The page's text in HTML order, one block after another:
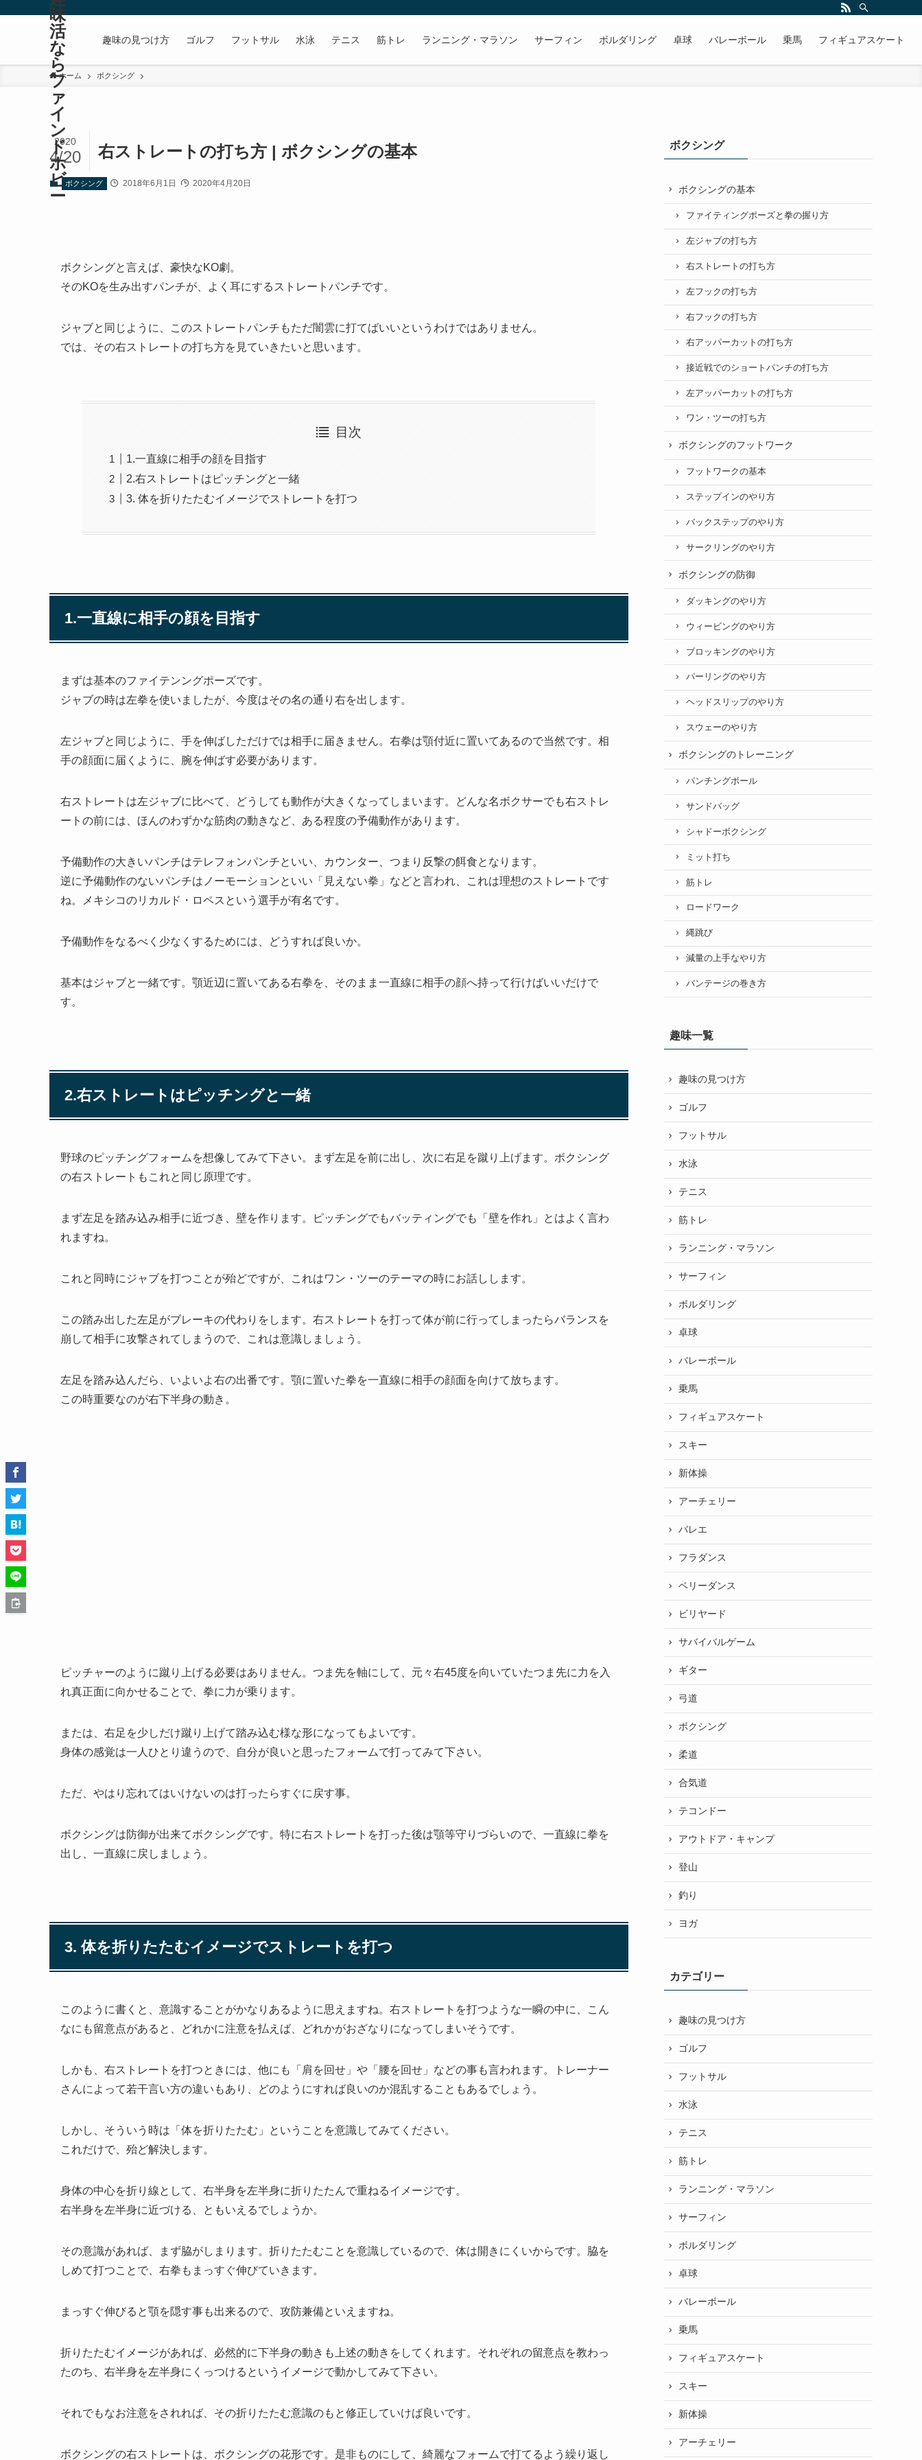
味
活
な
ら
フ
ァ
イ
ン
ド
ホ
ビ
ー
趣味の見つけ方 ゴルフ フットサル 水泳 テニス 筋トレ ランニング・マラソン サーフィン ボルダリング 卓球 バレーボール 乗馬 フィギュアスケート
ホーム ボクシング
右ストレートの打ち方 | ボクシングの基本
2020
4/20
ボクシング 2018年6月1日 2020年4月20日
ボクシングと言えば、豪快なKO劇。
そのKOを生み出すパンチが、よく耳にするストレートパンチです。
ジャブと同じように、このストレートパンチもただ闇雲に打てばいいというわけではありません。
では、その右ストレートの打ち方を見ていきたいと思います。
目次
1.一直線に相手の顔を目指す
2.右ストレートはピッチングと一緒
3. 体を折りたたむイメージでストレートを打つ
1.一直線に相手の顔を目指す
まずは基本のファイテンングポーズです。
ジャブの時は左拳を使いましたが、今度はその名の通り右を出します。
左ジャブと同じように、手を伸ばしただけでは相手に届きません。右拳は顎付近に置いてあるので当然です。相
手の顔面に届くように、腕を伸ばす必要があります。
右ストレートは左ジャブに比べて、どうしても動作が大きくなってしまいます。どんな名ボクサーでも右ストレ
ートの前には、ほんのわずかな筋肉の動きなど、ある程度の予備動作があります。
予備動作の大きいパンチはテレフォンパンチといい、カウンター、つまり反撃の餌食となります。
逆に予備動作のないパンチはノーモーションといい「見えない拳」などと言われ、これは理想のストレートです
ね。メキシコのリカルド・ロペスという選手が有名です。
予備動作をなるべく少なくするためには、どうすれば良いか。
基本はジャブと一緒です。顎近辺に置いてある右拳を、そのまま一直線に相手の顔へ持って行けばいいだけで
す。
2.右ストレートはピッチングと一緒
野球のピッチングフォームを想像してみて下さい。まず左足を前に出し、次に右足を蹴り上げます。ボクシング
の右ストレートもこれと同じ原理です。
まず左足を踏み込み相手に近づき、壁を作ります。ピッチングでもバッティングでも「壁を作れ」とはよく言わ
れますね。
これと同時にジャブを打つことが殆どですが、これはワン・ツーのテーマの時にお話しします。
この踏み出した左足がブレーキの代わりをします。右ストレートを打って体が前に行ってしまったらバランスを
崩して相手に攻撃されてしまうので、これは意識しましょう。
左足を踏み込んだら、いよいよ右の出番です。顎に置いた拳を一直線に相手の顔面を向けて放ちます。
この時重要なのが右下半身の動き。
ピッチャーのように蹴り上げる必要はありません。つま先を軸にして、元々右45度を向いていたつま先に力を入
れ真正面に向かせることで、拳に力が乗ります。
または、右足を少しだけ蹴り上げて踏み込む様な形になってもよいです。
身体の感覚は一人ひとり違うので、自分が良いと思ったフォームで打ってみて下さい。
ただ、やはり忘れてはいけないのは打ったらすぐに戻す事。
ボクシングは防御が出来てボクシングです。特に右ストレートを打った後は顎等守りづらいので、一直線に拳を
出し、一直線に戻しましょう。
3. 体を折りたたむイメージでストレートを打つ
このように書くと、意識することがかなりあるように思えますね。右ストレートを打つような一瞬の中に、こん
なにも留意点があると、どれかに注意を払えば、どれかがおざなりになってしまいそうです。
しかも、右ストレートを打つときには、他にも「肩を回せ」や「腰を回せ」などの事も言われます。トレーナー
さんによって若干言い方の違いもあり、どのようにすれば良いのか混乱することもあるでしょう。
しかし、そういう時は「体を折りたたむ」ということを意識してみてください。
これだけで、殆ど解決します。
身体の中心を折り線として、右半身を左半身に折りたたんで重ねるイメージです。
右半身を左半身に近づける、ともいえるでしょうか。
その意識があれば、まず脇がしまります。折りたたむことを意識しているので、体は開きにくいからです。脇を
しめて打つことで、右拳もまっすぐ伸びていきます。
まっすぐ伸びると顎を隠す事も出来るので、攻防兼備といえますね。
折りたたむイメージがあれば、必然的に下半身の動きも上述の動きをしてくれます。それぞれの留意点を教わっ
たのち、右半身を左半身にくっつけるというイメージで動かしてみて下さい。
それでもなお注意をされれば、その折りたたむ意識のもと修正していけば良いです。
ボクシングの右ストレートは、ボクシングの花形です。是非ものにして、綺麗なフォームで打てるよう繰り返し
ボクシング
ボクシングの基本
ファイティングポーズと拳の握り方
左ジャブの打ち方
右ストレートの打ち方
左フックの打ち方
右フックの打ち方
右アッパーカットの打ち方
接近戦でのショートパンチの打ち方
左アッパーカットの打ち方
ワン・ツーの打ち方
ボクシングのフットワーク
フットワークの基本
ステップインのやり方
バックステップのやり方
サークリングのやり方
ボクシングの防御
ダッキングのやり方
ウィービングのやり方
ブロッキングのやり方
パーリングのやり方
ヘッドスリップのやり方
スウェーのやり方
ボクシングのトレーニング
パンチングボール
サンドバッグ
シャドーボクシング
ミット打ち
筋トレ
ロードワーク
縄跳び
減量の上手なやり方
バンテージの巻き方
趣味一覧
趣味の見つけ方
ゴルフ
フットサル
水泳
テニス
筋トレ
ランニング・マラソン
サーフィン
ボルダリング
卓球
バレーボール
乗馬
フィギュアスケート
スキー
新体操
アーチェリー
バレエ
フラダンス
ベリーダンス
ビリヤード
サバイバルゲーム
ギター
弓道
ボクシング
柔道
合気道
テコンドー
アウトドア・キャンプ
登山
釣り
ヨガ
カテゴリー
趣味の見つけ方
ゴルフ
フットサル
水泳
テニス
筋トレ
ランニング・マラソン
サーフィン
ボルダリング
卓球
バレーボール
乗馬
フィギュアスケート
スキー
新体操
アーチェリー